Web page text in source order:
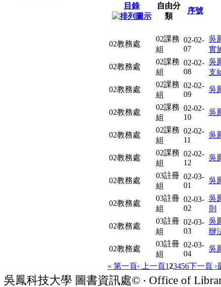
目錄
自由分
類
序號
02教務處
02課務
組
02-02-
07
吳
實
02教務處
02課務
組
02-02-
08
吳
支
02教務處
02課務
組
02-02-
09
吳
02教務處
02課務
組
02-02-
10
吳
02教務處
02課務
組
02-02-
11
吳
02教務處
02課務
組
02-02-
12
吳
02教務處
03註冊
組
02-03-
01
吳
02教務處
03註冊
組
02-03-
02
吳
則
02教務處
03註冊
組
02-03-
03
吳
辦
02教務處
03註冊
組
02-03-
04
吳
« 第一頁‹ 上一頁123456下一頁 ›
吳鳳科技大學 圖書資訊處© ‧ Office of